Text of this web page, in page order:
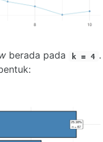
berada pada k = 4 .